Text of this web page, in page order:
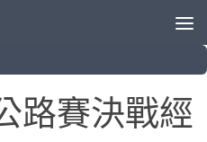
路賽決戰經